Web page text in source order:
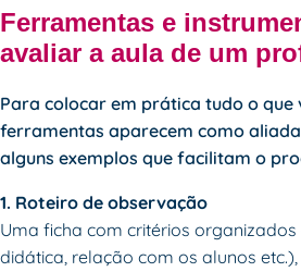
Ferramentas e
avaliar a aula de um
Para colocar em prática tudo o que
ferramentas aparecem como
alguns exemplos que facilitam o
1. Roteiro de observação
Uma ficha com critérios
didática, relação com os alunos